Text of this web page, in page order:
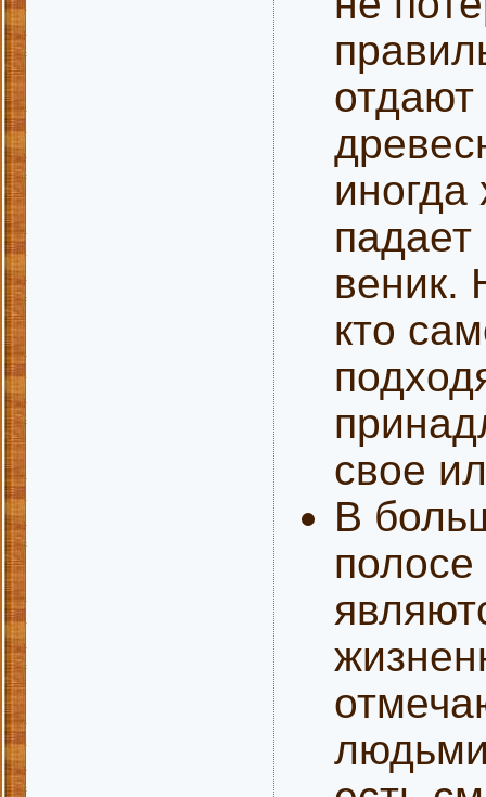
иногда
веник.
кто
свое
В